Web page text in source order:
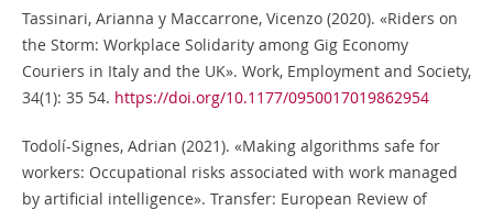
Tassinari, Arianna y Maccarrone, Vicenzo (2020). «Riders on
the Storm: Workplace Solidarity among Gig Economy
Couriers in Italy and the UK». Work, Employment and Society,
34(1): 35 54. https://doi.org/10.1177/0950017019862954
Todolí-Signes, Adrian (2021). «Making algorithms safe for
workers: Occupational risks associated with work managed
by artificial intelligence». Transfer: European Review of